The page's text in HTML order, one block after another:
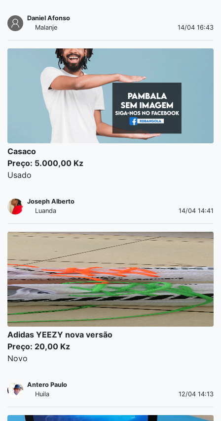
Daniel Afonso
Malanje
14/04 16:43
Casaco
Preço: 5.000,00 Kz
Usado
Joseph Alberto
Luanda
14/04 14:41
Adidas YEEZY nova versão
Preço: 20,00 Kz
Novo
Antero Paulo
Huila
12/04 14:13